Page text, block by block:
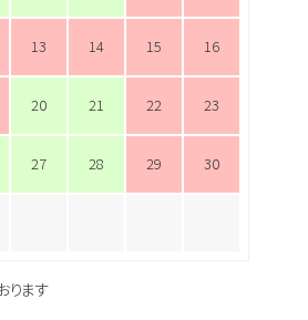
13 14 15 16
20 21 22 23
27 28 29 30
ります